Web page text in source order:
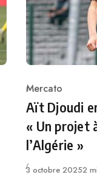
Category
Mercato
Aït Djoudi
« Un projet
l’Algérie »
Publié
3 octobre 20252